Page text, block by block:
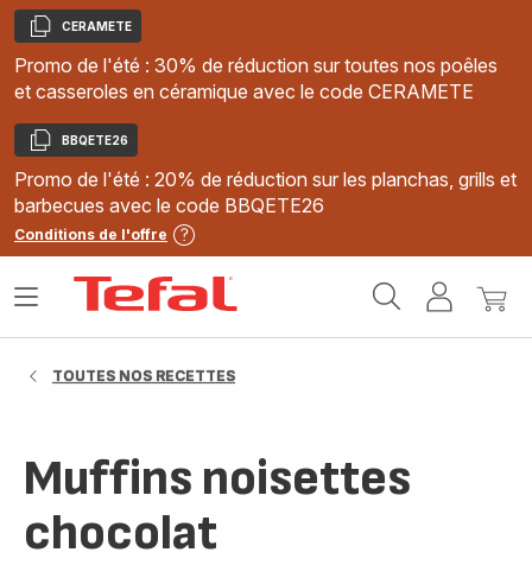
Copier
CERAMETE
Promo de l'été : 30% de réduction sur toutes nos poêles
et casseroles en céramique avec le code CERAMETE
Copier
BBQETE26
Promo de l'été : 20% de réduction sur les planchas, grills et
barbecues avec le code BBQETE26
Conditions de l'offre
MonMon
Ouvrir
TOUTES NOS RECETTES
Muffins noisettes
chocolat